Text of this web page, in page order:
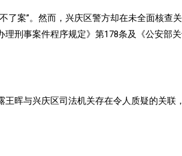
了案”。然而，兴庆区警方却在未全面核查
刑事案件程序规定》第178条及《公安部
晖与兴庆区司法机关存在令人质疑的关联